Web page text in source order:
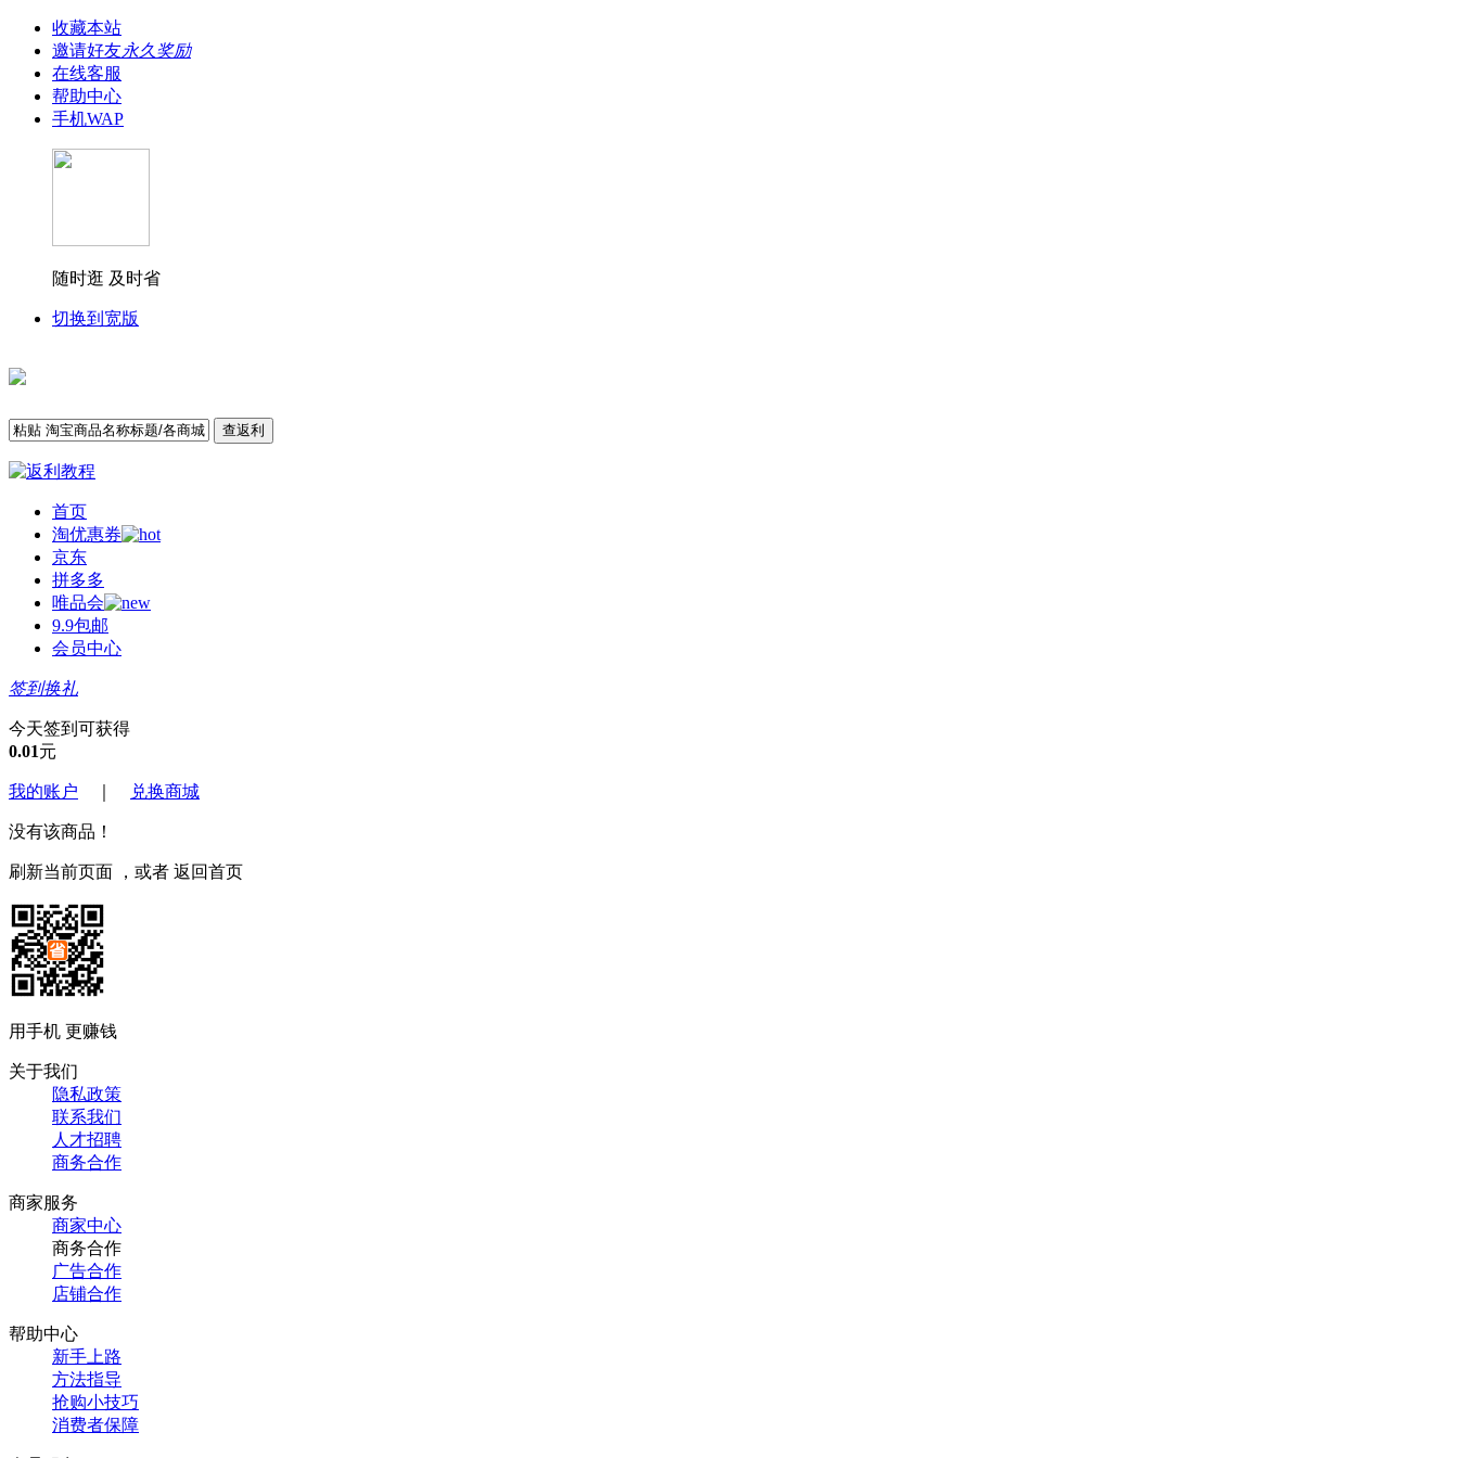
收藏本站
邀请好友永久奖励
在线客服
帮助中心
手机WAP
随时逛 及时省
切换到宽版
查返利
首页
淘优惠券
京东
拼多多
唯品会
9.9包邮
会员中心
签到换礼
今天签到可获得
0.01元
我的账户 兑换商城
没有该商品！
刷新当前页面 ，或者 返回首页
用手机 更赚钱
关于我们
隐私政策
联系我们
人才招聘
商务合作
商家服务
商家中心
商务合作
广告合作
店铺合作
帮助中心
新手上路
方法指导
抢购小技巧
消费者保障